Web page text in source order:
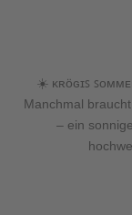
☀️ ᴋʀöɢɪꜱ
Manchmal
– ein